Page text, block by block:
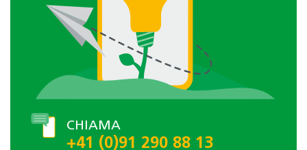
CHIAMA
+41 (0)91 290 88 13